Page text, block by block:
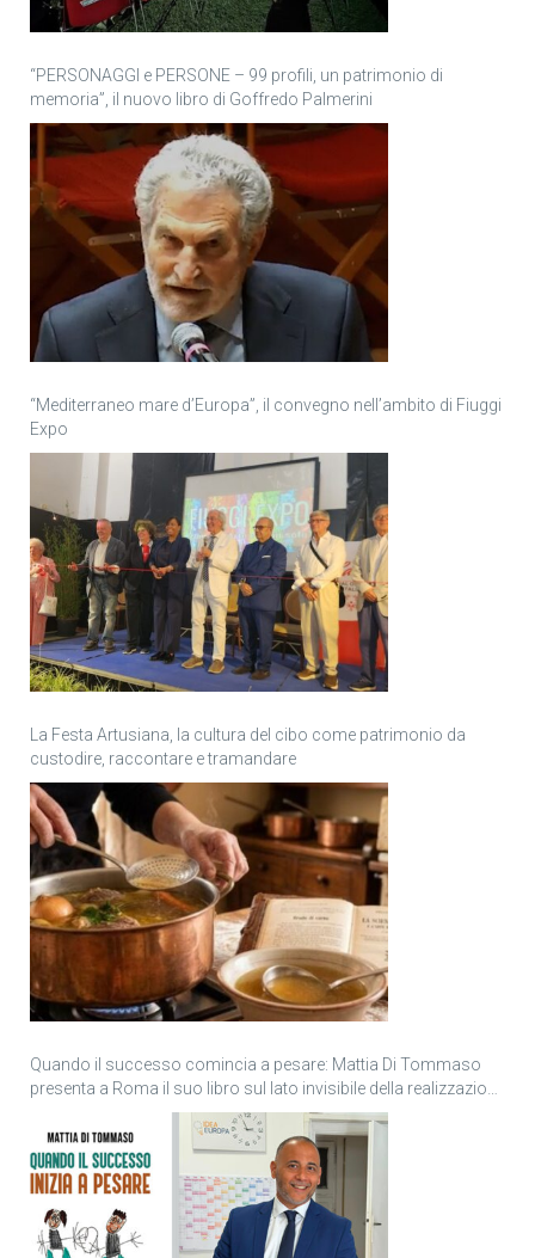
“PERSONAGGI e PERSONE – 99 profili, un patrimonio di
memoria”, il nuovo libro di Goffredo Palmerini
“Mediterraneo mare d’Europa”, il convegno nell’ambito di Fiuggi
Expo
La Festa Artusiana, la cultura del cibo come patrimonio da
custodire, raccontare e tramandare
Quando il successo comincia a pesare: Mattia Di Tommaso
presenta a Roma il suo libro sul lato invisibile della realizzazione